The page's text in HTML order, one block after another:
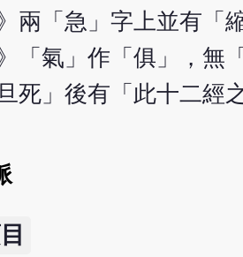
兩「急」字上並有「
》「氣」作「俱」，
死」後有「此十二經